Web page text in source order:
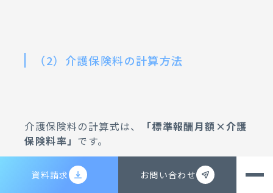
資料請求 お問い合わせ
（2）介護保険料の計算方法
介護保険料の計算式は、
「標準報酬月額×介護
保険料率」 です。
協会けんぽに加入している事業所の場合、介護
保険料率は全国共通です。令和8年度の介護保